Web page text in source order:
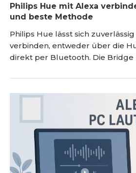
Philips Hue mit Alexa
und beste Methode
Philips Hue lässt sich
verbinden, entweder über die
direkt per Bluetooth. Die Bridge
eignet sich für mehrere Räume.
schneller eingerichtet, aber
eingeschränkt und vor allem für
gedacht. Im Folgenden finden
für-Schritt-Anlei